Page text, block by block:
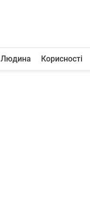
Людина Корисності